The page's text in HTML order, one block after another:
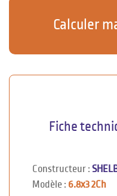
Calculer
Fiche
Constructeur :
Modèle : 6.8x3 2Ch